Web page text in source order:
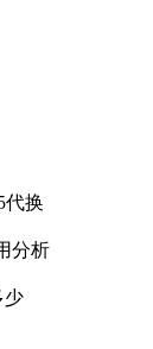
代换
分析
少